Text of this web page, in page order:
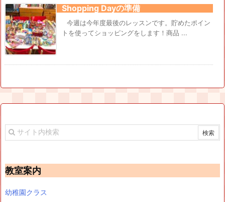
Shopping Dayの準備
今週は今年度最後のレッスンです。貯めたポイン
トを使ってショッピングをします！商品 ...
教室案内
幼稚園クラス